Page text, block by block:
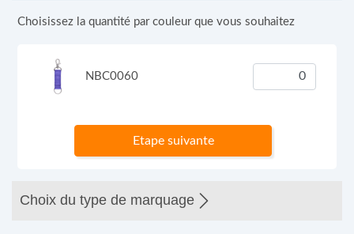
Choisissez la quantité par couleur que vous souhaitez
NBC0060
Etape suivante
Choix du type de marquage